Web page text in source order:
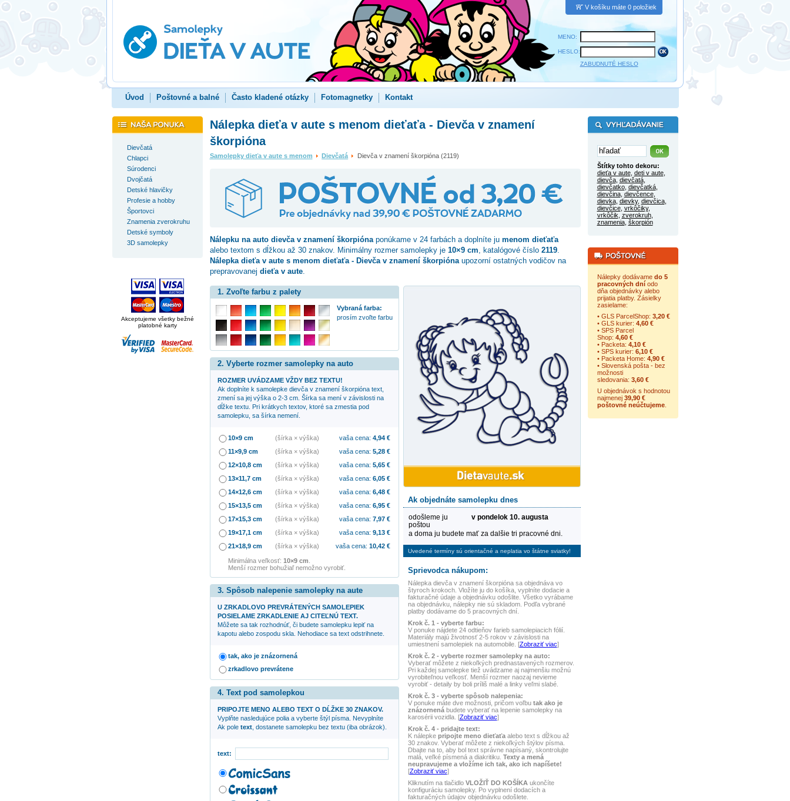
V košíku máte 0 položiek
MENO:
HESLO:
ZABUDNUTÉ HESLO
Úvod Poštovné a balné Často kladené otázky Fotomagnetky Kontakt
Dievčatá
Chlapci
Súrodenci
Dvojčatá
Detské hlavičky
Profesie a hobby
Športovci
Znamenia zverokruhu
Detské symboly
3D samolepky
Akceptujeme všetky bežné
platobné karty
Nálepka dieťa v aute s menom dieťaťa - Dievča v znamení
škorpióna
Samolepky dieťa v aute s menom Dievčatá Dievča v znamení škorpióna (2119)
Nálepku na auto dievča v znamení škorpiónaponúkame v 24 farbách a doplníte ju menom dieťaťa
alebo textom s dĺžkou až 30 znakov. Minimálny rozmer samolepky je 10×9 cm, katalógové číslo 2119.
Nálepka dieťa v aute s menom dieťaťa - Dievča v znamení škorpiónaupozorní ostatných vodičov na
prepravovanej dieťa v aute.
Ak objednáte samolepku dnes
odošleme ju
poštou
v pondelok 10. augusta
a doma ju budete mať za dalšie tri pracovné dni.
Uvedené termíny sú orientačné a neplatia vo štátne sviatky!
Sprievodca nákupom:
Nálepka dievča v znamení škorpiónasa objednáva vo
štyroch krokoch. Vložíte ju do košíka, vyplníte dodacie a
fakturačné údaje a objednávku odošlite. Všetko vyrábame
na objednávku, nálepky nie sú skladom. Podľa vybrané
platby dodávame do 5 pracovných dní.
Krok č. 1 - vyberte farbu:
V ponuke nájdete 24 odtieňov farieb samolepiacich fólií.
Materiály majú životnosť 2-5 rokov v závislosti na
umiestnení samolepiek na automobile. [Zobraziť viac]
Krok č. 2 - vyberte rozmer samolepky na auto:
Vyberať môžete z niekoľkých prednastavených rozmerov.
Pri každej samolepke tiež uvádzame aj najmenšiu možnú
vyrobiteľnou veľkosť. Menší rozmer naozaj nevieme
vyrobiť - detaily by boli príliš malé a linky veľmi slabé.
Krok č. 3 - vyberte spôsob nalepenia:
V ponuke máte dve možnosti, pričom voľbu tak ako je
znázornená budete vyberať na lepenie samolepky na
karosérii vozidla. [Zobraziť viac]
Krok č. 4 - pridajte text:
K nálepke pripojte meno dieťaťaalebo text s dĺžkou až
30 znakov. Vyberať môžete z niekoľkých štýlov písma.
Dbajte na to, aby bol text správne napísaný, skontrolujte
malá, veľké písmená a diakritiku. Texty a mená
neupravujeme a vložíme ich tak, ako ich napíšete!
[Zobraziť viac]
Kliknutím na tlačidlo VLOŽIŤ DO KOŠÍKA ukončíte
konfiguráciu samolepky. Po vyplnení dodacích a
fakturačných údajov objednávku odošlete.
1. Zvoľte farbu z palety
Vybraná farba:
prosím zvoľte farbu
2. Vyberte rozmer samolepky na auto
ROZMER UVÁDZAME VŽDY BEZ TEXTU!
Ak doplníte k samolepke dievča v znamení škorpiónatext,
zmení sa jej výška o 2-3 cm. Šírka sa mení v závislosti na
dĺžke textu. Pri krátkych textov, ktoré sa zmestia pod
samolepku, sa šírka nemení.
10×9 cm (šírka × výška) vaša cena: 4,94€
11×9,9 cm
(šírka × výška) vaša cena: 5,28€
12×10,8 cm
(šírka × výška) vaša cena: 5,65€
13×11,7 cm
(šírka × výška) vaša cena: 6,05€
14×12,6 cm
(šírka × výška) vaša cena: 6,48€
15×13,5 cm
(šírka × výška) vaša cena: 6,95€
17×15,3 cm
(šírka × výška) vaša cena: 7,97€
19×17,1 cm
(šírka × výška) vaša cena: 9,13€
21×18,9 cm
(šírka × výška) vaša cena: 10,42€
Minimálna veľkosť: 10×9 cm.
Menší rozmer bohužiaľ nemožno vyrobiť.
3. Spôsob nalepenie samolepky na aute
U ZRKADLOVO PREVRÁTENÝCH SAMOLEPIEK
POSIELAME ZRKADLENIE AJ CITEĽNÚ TEXT.
Môžete sa tak rozhodnúť, či budete samolepku lepiť na
kapotu alebo zospodu skla. Nehodiace sa text odstrihnete.
tak, ako je znázornená
zrkadlovo prevrátene
4. Text pod samolepkou
PRIPOJTE MENO ALEBO TEXT O DĹŽKE 30 ZNAKOV.
Vyplňte nasledujúce polia a vyberte štýl písma. Nevyplníte
Ak pole text, dostanete samolepku bez textu (iba obrázok).
text:
Štítky tohto dekoru:
dieťa v aute, deti v aute,
dievča, dievčatá,
dievčatko, dievčatká,
dievčina, dievčence,
dievka, dievky, dievčica,
dievčice, vrkôčiky,
vrkôčik zverokruh,
znamenia, škorpión
Nálepky dodávame do 5
pracovných dníodo
dňa objednávky alebo
prijatia platby. Zásielky
zasielame:
• GLS ParcelShop: 3,20 €
• GLS kurier: 4,60 €
• SPS Parcel
Shop: 4,60 €
• Packeta: 4,10 €
• SPS kurier: 6,10 €
• Packeta Home: 4,90 €
• Slovenská pošta - bez
možnosti
sledovania: 3,60 €
U objednávok s hodnotou
najmenej 39,90 €
poštovné neúčtujeme.